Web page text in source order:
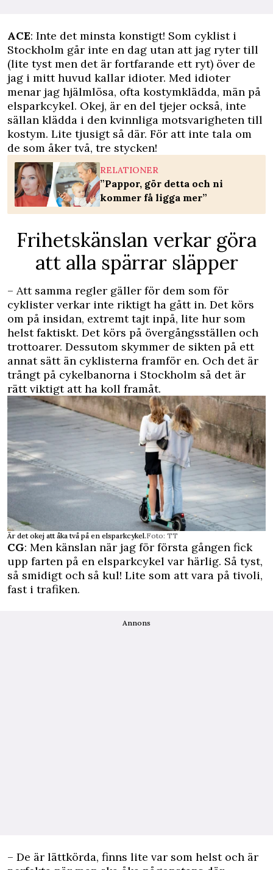
ACE: Inte det minsta konstigt! Som cyklist i
Stockholm går inte en dag utan att jag ryter till
(lite tyst men det är fortfarande ett ryt) över de
jag i mitt huvud kallar idioter. Med idioter
menar jag hjälmlösa, ofta kostymklädda, män på
elsparkcykel. Okej, är en del tjejer också, inte
sällan klädda i den kvinnliga motsvarigheten till
kostym. Lite tjusigt så där. För att inte tala om
de som åker två, tre stycken!
RELATIONER
”Pappor, gör detta och ni
kommer få ligga mer”
Frihetskänslan verkar göra
att alla spärrar släpper
– Att samma regler gäller för dem som för
cyklister verkar inte riktigt ha gått in. Det körs
om på insidan, extremt tajt inpå, lite hur som
helst faktiskt. Det körs på övergångsställen och
trottoarer. Dessutom skymmer de sikten på ett
annat sätt än cyklisterna framför en. Och det är
trångt på cykelbanorna i Stockholm så det är
rätt viktigt att ha koll framåt.
Är det okej att åka två på en elsparkcykel.Foto: TT
CG: Men känslan när jag för första gången fick
upp farten på en elsparkcykel var härlig. Så tyst,
så smidigt och så kul! Lite som att vara på tivoli,
fast i trafiken.
Annons
– De är lättkörda, finns lite var som helst och är